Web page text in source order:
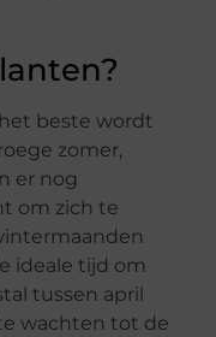
beste wordt
zomer,
er nog
om zich te
ideale tijd om
tussen april
wachten tot de